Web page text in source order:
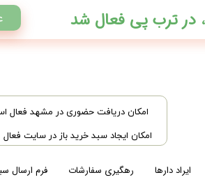
​امکان دریافت حضوری در مشهد فعال
امکان ایجاد سبد خرید باز در سایت
ایراد دارها رهگیری سفارشات فرم ارسال